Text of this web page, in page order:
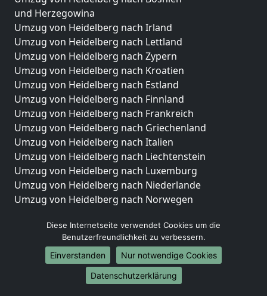
und Herzegowina
Umzug von Heidelberg nach Irland
Umzug von Heidelberg nach Lettland
Umzug von Heidelberg nach Zypern
Umzug von Heidelberg nach Kroatien
Umzug von Heidelberg nach Estland
Umzug von Heidelberg nach Finnland
Umzug von Heidelberg nach Frankreich
Umzug von Heidelberg nach Griechenland
Umzug von Heidelberg nach Italien
Umzug von Heidelberg nach Liechtenstein
Umzug von Heidelberg nach Luxemburg
Umzug von Heidelberg nach Niederlande
Umzug von Heidelberg nach Norwegen
Umzüge-Deutschlandweit
Umzug von Heidelberg nach Berlin
Umzug von Heidelberg nach Hamburg
Umzug von Heidelberg nach München
Umzug von Heidelberg nach Köln
Diese Internetseite verwendet Cookies um die
Benutzerfreundlichkeit zu verbessern.
Einverstanden
Nur notwendige Cookies
Datenschutzerklärung